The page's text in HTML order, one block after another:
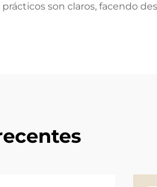
son claros, facendo